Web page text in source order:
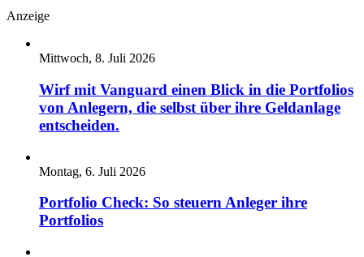
Anzeige
Mittwoch, 8. Juli 2026
Wirf mit Vanguard einen Blick in die Portfolios
von Anlegern, die selbst über ihre Geldanlage
entscheiden.
Montag, 6. Juli 2026
Portfolio Check: So steuern Anleger ihre
Portfolios